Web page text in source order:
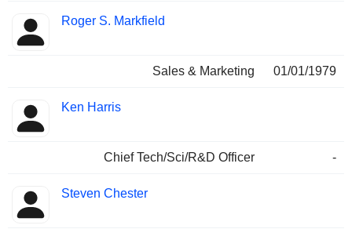
Roger S. Markfield
Sales & Marketing 01/01/1979
Ken Harris
Chief Tech/Sci/R&D Officer -
Steven Chester